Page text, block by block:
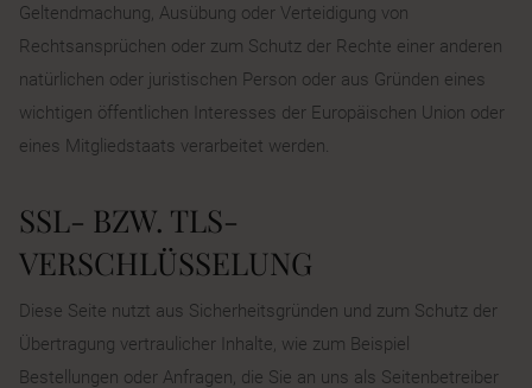
Geltendmachung, Ausübung oder Verteidigung von
Rechtsansprüchen oder zum Schutz der Rechte einer anderen
natürlichen oder juristischen Person oder aus Gründen eines
wichtigen öffentlichen Interesses der Europäischen Union oder
eines Mitgliedstaats verarbeitet werden.
SSL- BZW. TLS-
VERSCHLÜSSELUNG
Diese Seite nutzt aus Sicherheitsgründen und zum Schutz der
Übertragung vertraulicher Inhalte, wie zum Beispiel
Bestellungen oder Anfragen, die Sie an uns als Seitenbetreiber